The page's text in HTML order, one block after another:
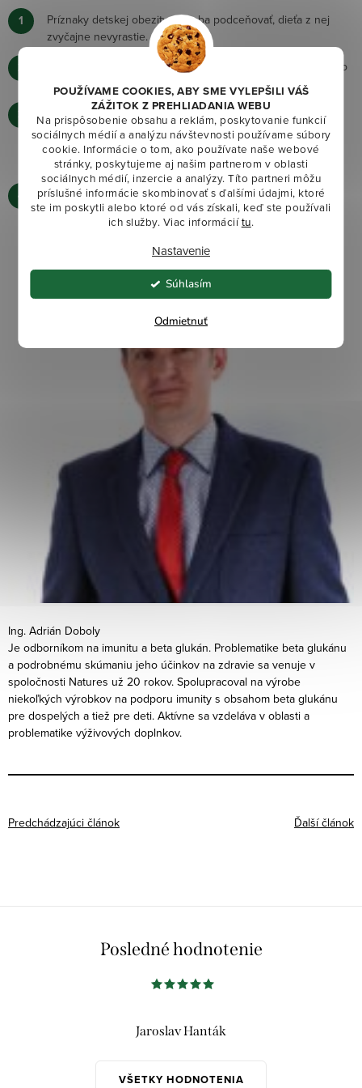
POUŽÍVAME COOKIES, ABY SME VYLEPŠILI VÁŠ
ZÁŽITOK Z PREHLIADANIA WEBU
Na prispôsobenie obsahu a reklám, poskytovanie funkcií
sociálnych médií a analýzu návštevnosti používame súbory
cookie. Informácie o tom, ako používate naše webové
stránky, poskytujeme aj našim partnerom v oblasti
sociálnych médií, inzercie a analýzy. Títo partneri môžu
príslušné informácie skombinovať s ďalšími údajmi, ktoré
ste im poskytli alebo ktoré od vás získali, keď ste používali
ich služby. Viac informáciítu.
Nastavenie
Odmietnuť
Súhlasím
Príznaky detskej obezity netreba podceňovať, dieťa z nej
zvyčajne nevyrastie.
Pomoc s liečbou každého stupňa nadváhy a obezity patrí do
rúk lekára – špecialistu.
Počas redukčnej diéty potrebuje organizmus vitamíny,
minerály a ďalšie látky, ktoré podporujú imunitu a nie sú
dostatočne obsiahnuté v strave. Patrí medzi ne aj beta
glukán.
Osoby s nadváhou či obezitou sú náchylnejšie na ťažšie
stavy Covidu (samozrejme, ak už neboli medzičasom
Ing. Adrián Doboly
Je odborníkom na imunitu a beta glukán. Problematike beta glukánu
a podrobnému skúmaniu jeho účinkov na zdravie sa venuje v
spoločnosti Natures už 20 rokov. Spolupracoval na výrobe
niekoľkých výrobkov na podporu imunity s obsahom beta glukánu
pre dospelých a tiež pre deti. Aktívne sa vzdeláva v oblasti a
problematike výživových doplnkov.
Predchádzajúci článok Ďalší článok
Posledné hodnotenie
VŠETKY HODNOTENIA
Jaroslav Hanták